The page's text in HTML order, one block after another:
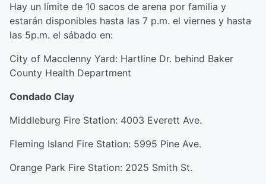
Hay un límite de 10 sacos de arena por familia y
estarán disponibles hasta las 7 p.m. el viernes y hasta
las 5p.m. el sábado en:
City of Macclenny Yard: Hartline Dr. behind Baker
County Health Department
Condado Clay
Middleburg Fire Station: 4003 Everett Ave.
Fleming Island Fire Station: 5995 Pine Ave.
Orange Park Fire Station: 2025 Smith St.